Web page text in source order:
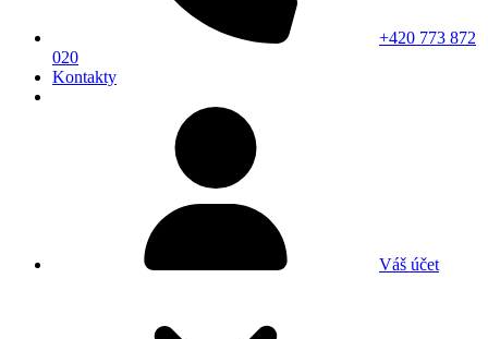
+420 773 872
020
Kontakty
Váš účet